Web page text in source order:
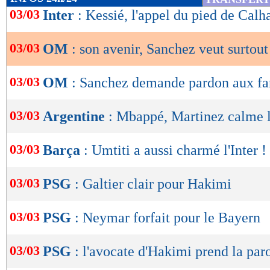
de
OK
03/03 Inter : Kessié, l'appel du pied de
03/03 OM : son avenir, Sanchez veut
03/03 OM : Sanchez demande pardon aux
03/03 Argentine : Mbappé, Martinez calme
03/03 Barça : Umtiti a aussi charmé l'Inter !
03/03 PSG : Galtier clair pour Hakimi
03/03 PSG : Neymar forfait pour le Bayern
03/03 PSG : l'avocate d'Hakimi prend la